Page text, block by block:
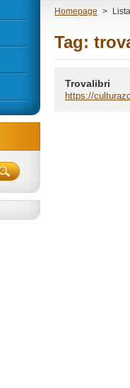
Homepage >
Tag:
Trovalibri
https://